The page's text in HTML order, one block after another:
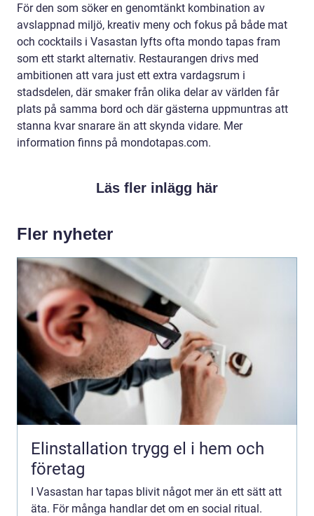
För den som söker en genomtänkt kombination av
avslappnad miljö, kreativ meny och fokus på både mat
och cocktails i Vasastan lyfts ofta mondo tapas fram
som ett starkt alternativ. Restaurangen drivs med
ambitionen att vara just ett extra vardagsrum i
stadsdelen, där smaker från olika delar av världen får
plats på samma bord och där gästerna uppmuntras att
stanna kvar snarare än att skynda vidare. Mer
information finns på mondotapas.com.
Läs fler inlägg här
Fler nyheter
Elinstallation trygg el i hem och
företag
I Vasastan har tapas blivit något mer än ett sätt att
äta. För många handlar det om en social ritual.